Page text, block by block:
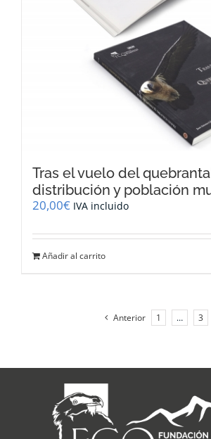
Tras el vuelo del
distribución y población
20,00€ IVA incluido
Añadir al carrito
Anterior 1 … 3